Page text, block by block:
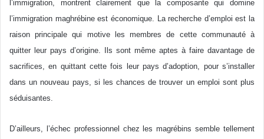
l’immigration, montrent clairement que la composante qui domine
l’immigration maghrébine est économique. La recherche d’emploi est la
raison principale qui motive les membres de cette communauté à
quitter leur pays d’origine. Ils sont même aptes à faire davantage de
sacrifices, en quittant cette fois leur pays d’adoption, pour s’installer
dans un nouveau pays, si les chances de trouver un emploi sont plus
séduisantes.
D’ailleurs, l’échec professionnel chez les magrébins semble tellement